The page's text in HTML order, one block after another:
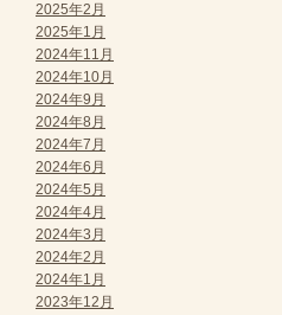
2025年2月
2025年1月
2024年11月
2024年10月
2024年9月
2024年8月
2024年7月
2024年6月
2024年5月
2024年4月
2024年3月
2024年2月
2024年1月
2023年12月